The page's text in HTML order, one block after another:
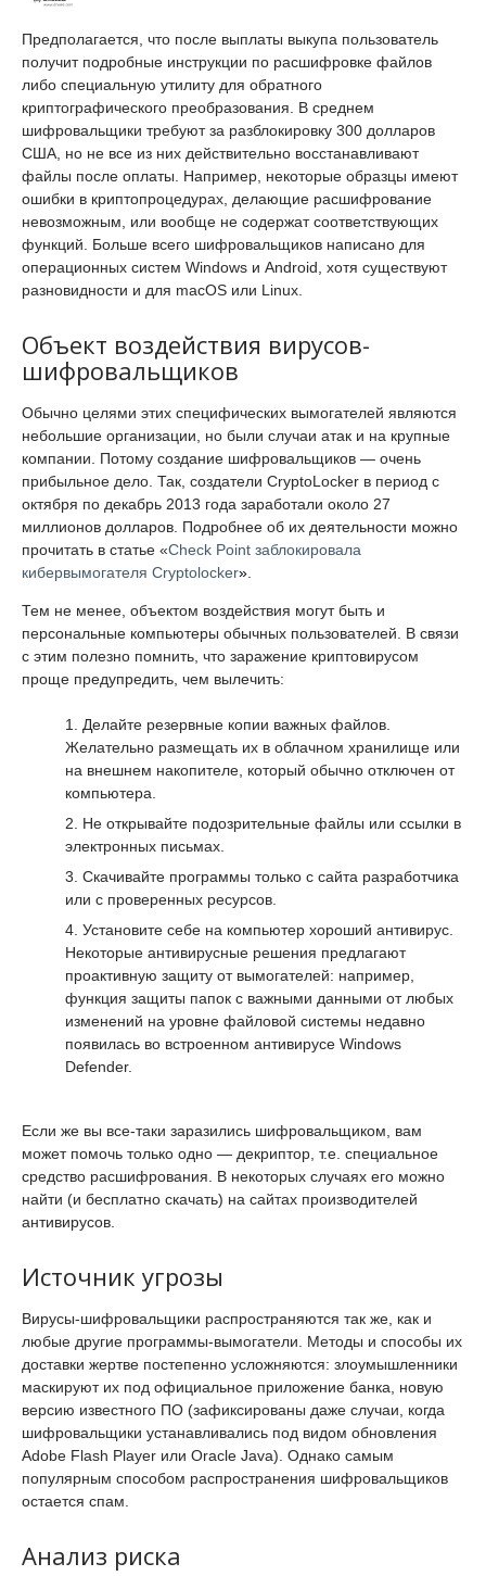
Предполагается, что после выплаты выкупа пользователь
получит подробные инструкции по расшифровке файлов
либо специальную утилиту для обратного
криптографического преобразования. В среднем
шифровальщики требуют за разблокировку 300 долларов
США, но не все из них действительно восстанавливают
файлы после оплаты. Например, некоторые образцы имеют
ошибки в криптопроцедурах, делающие расшифрование
невозможным, или вообще не содержат соответствующих
функций. Больше всего шифровальщиков написано для
операционных систем Windows и Android, хотя существуют
разновидности и для macOS или Linux.
Объект воздействия вирусов-
шифровальщиков
Обычно целями этих специфических вымогателей являются
небольшие организации, но были случаи атак и на крупные
компании. Потому создание шифровальщиков — очень
прибыльное дело. Так, создатели CryptoLocker в период с
октября по декабрь 2013 года заработали около 27
миллионов долларов. Подробнее об их деятельности можно
прочитать в статье «Check Point заблокировала
кибервымогателя Cryptolocker»
Тем не менее, объектом воздействия могут быть и
персональные компьютеры обычных пользователей. В связи
с этим полезно помнить, что заражение криптовирусом
проще предупредить, чем вылечить:
Делайте резервные копии важных файлов.
Желательно размещать их в облачном хранилище или
на внешнем накопителе, который обычно отключен от
компьютера.
Не открывайте подозрительные файлы или ссылки в
электронных письмах.
Скачивайте программы только с сайта разработчика
или с проверенных ресурсов.
Установите себе на компьютер хороший антивирус.
Некоторые антивирусные решения предлагают
проактивную защиту от вымогателей: например,
функция защиты папок с важными данными от любых
изменений на уровне файловой системы недавно
появилась во встроенном антивирусе Windows
Defender.
Если же вы все-таки заразились шифровальщиком, вам
может помочь только одно — декриптор, т.е. специальное
средство расшифрования. В некоторых случаях его можно
найти (и бесплатно скачать) на сайтах производителей
антивирусов.
Источник угрозы
Вирусы-шифровальщики распространяются так же, как и
любые другие программы-вымогатели. Методы и способы их
доставки жертве постепенно усложняются: злоумышленники
маскируют их под официальное приложение банка, новую
версию известного ПО (зафиксированы даже случаи, когда
шифровальщики устанавливались под видом обновления
Adobe Flash Player или Oracle Java). Однако самым
популярным способом распространения шифровальщиков
остается спам.
Анализ риска